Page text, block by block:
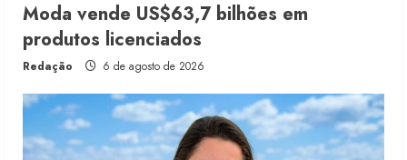
Moda vende US$63,7 bilhões em
produtos licenciados
Redação 6 de agosto de 2026